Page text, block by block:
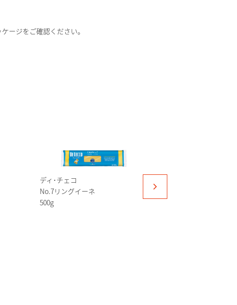
ージをご確認ください。
ディ･チェコ
No.7リングイーネ
500g